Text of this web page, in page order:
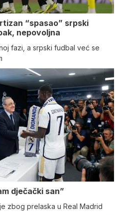
“spasao” srpski
nepovoljna
fazi, a srpski fudbal već se
dječački san”
zbog prelaska u Real Madrid